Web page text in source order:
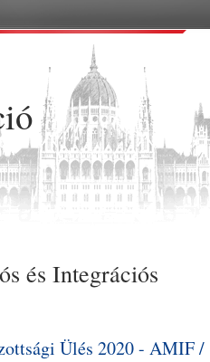
és Integrációs
Ülés 2020 - AMIF /